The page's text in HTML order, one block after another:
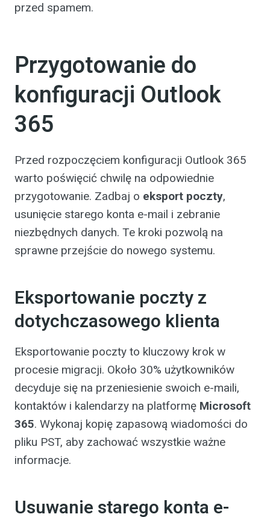
przed spamem.
Przygotowanie do
konfiguracji Outlook
365
Przed rozpoczęciem konfiguracji Outlook 365
warto poświęcić chwilę na odpowiednie
przygotowanie. Zadbaj o eksport poczty,
usunięcie starego konta e-mail i zebranie
niezbędnych danych. Te kroki pozwolą na
sprawne przejście do nowego systemu.
Eksportowanie poczty z
dotychczasowego klienta
Eksportowanie poczty to kluczowy krok w
procesie migracji. Około 30% użytkowników
decyduje się na przeniesienie swoich e-maili,
kontaktów i kalendarzy na platformę Microsoft
365. Wykonaj kopię zapasową wiadomości do
pliku PST, aby zachować wszystkie ważne
informacje.
Usuwanie starego konta e-